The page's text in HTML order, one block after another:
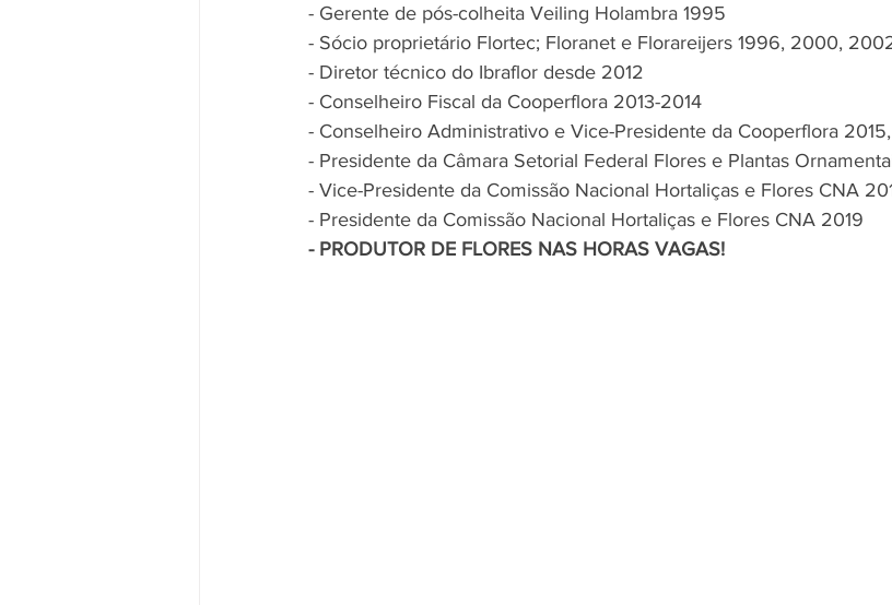
- Gerente de pós-colheita Veiling Holambra 1995
- Sócio proprietário Flortec; Floranet e Florareijers 1996, 2000,
- Diretor técnico do Ibraflor desde 2012
- Conselheiro Fiscal da Cooperflora 2013-2014
- Conselheiro Administrativo e Vice-Presidente da Cooperflora
- Presidente da Câmara Setorial Federal Flores e Plantas
- Vice-Presidente da Comissão Nacional Hortaliças e Flores CNA
- Presidente da Comissão Nacional Hortaliças e Flores CNA 2019
- PRODUTOR DE FLORES NAS HORAS VAGAS!